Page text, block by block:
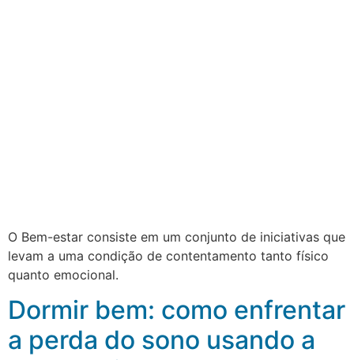
O Bem-estar consiste em um conjunto de iniciativas que
levam a uma condição de contentamento tanto físico
quanto emocional.
Dormir bem: como enfrentar
a perda do sono usando a